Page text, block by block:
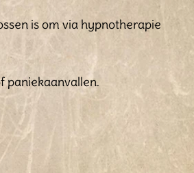
is om via hypnotherapie
paniekaanvallen.